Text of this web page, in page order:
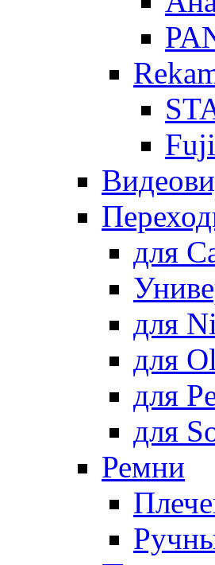
для
для
для
для
для
Ремни